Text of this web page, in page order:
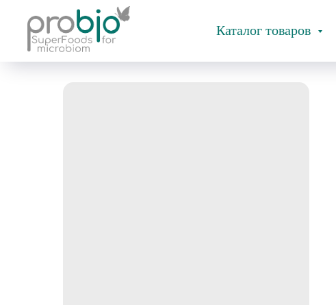
Каталог товаров